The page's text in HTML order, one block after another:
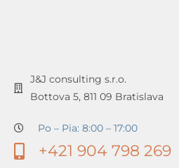
J&J consulting s.r.o.
Bottova 5, 811 09 Bratislava
Po – Pia: 8:00 – 17:00
+421 904 798 269